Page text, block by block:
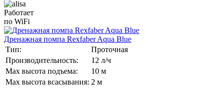
Работает
по WiFi
Дренажная помпа Rexfaber Aqua Blue
Тип:
Проточная
Производительность:
12 л/ч
Max высота подъема:
10 м
Max высота всасывания: 2 м